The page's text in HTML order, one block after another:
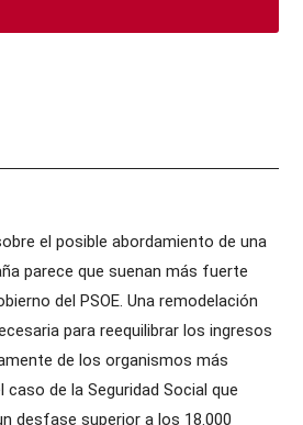
el posible abordamiento de una
parece que suenan más fuerte
del PSOE. Una remodelación
para reequilibrar los ingresos
de los organismos más
de la Seguridad Social que
desfase superior a los 18.000